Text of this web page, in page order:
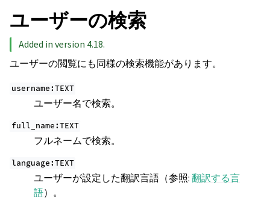
ユーザーの検索
Added in version 4.18.
ユーザーの閲覧にも同様の検索機能があります。
username:TEXT
ユーザー名で検索。
full_name:TEXT
フルネームで検索。
language:TEXT
ユーザーが設定した翻訳言語（参照:翻訳する言
語）。